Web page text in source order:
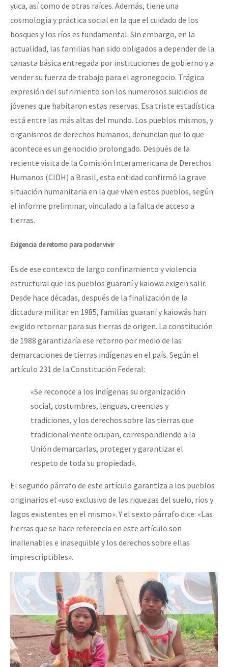
yuca, así como de otras raíces. Además, tiene una
cosmología y práctica social en la que el cuidado de los
bosques y los ríos es fundamental. Sin embargo, en la
actualidad, las familias han sido obligados a depender de la
canasta básica entregada por instituciones de gobierno y a
vender su fuerza de trabajo para el agronegocio. Trágica
expresión del sufrimiento son los numerosos suicidios de
jóvenes que habitaron estas reservas. Esa triste estadística
está entre las más altas del mundo. Los pueblos mismos, y
organismos de derechos humanos, denuncian que lo que
acontece es un genocidio prolongado. Después de la
reciente visita de la Comisión Interamericana de Derechos
Humanos (CIDH) a Brasil, esta entidad confirmó la grave
situación humanitaria en la que viven estos pueblos, según
el informe preliminar, vinculado a la falta de acceso a
tierras.
Exigencia de retorno para poder vivir
Es de ese contexto de largo confinamiento y violencia
estructural que los pueblos guaraní y kaiowa exigen salir.
Desde hace décadas, después de la finalización de la
dictadura militar en 1985, familias guaraní y kaiowás han
exigido retornar para sus tierras de origen. La constitución
de 1988 garantizaría ese retorno por medio de las
demarcaciones de tierras indígenas en el país. Según el
artículo 231 de la Constitución Federal:
«Se reconoce a los indígenas su organización
social, costumbres, lenguas, creencias y
tradiciones, y los derechos sobre las tierras que
tradicionalmente ocupan, correspondiendo a la
Unión demarcarlas, proteger y garantizar el
respeto de toda su propiedad».
El segundo párrafo de este artículo garantiza a los pueblos
originarios el «uso exclusivo de las riquezas del suelo, ríos y
lagos existentes en el mismo». Y el sexto párrafo dice: «Las
tierras que se hace referencia en este artículo son
inalienables e inasequible y los derechos sobre ellas
imprescriptibles».